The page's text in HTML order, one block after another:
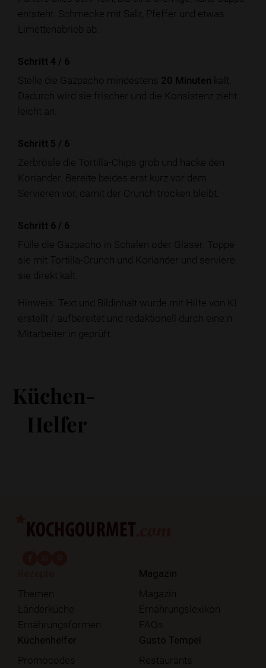
entsteht. Schmecke mit Salz, Pfeffer und etwas
Limettenabrieb ab.
Schritt 4 / 6
Stelle die Gazpacho mindestens 20 Minuten kalt.
Dadurch wird sie frischer und die Konsistenz zieht
leicht an.
Schritt 5 / 6
Zerbrösle die Tortilla-Chips grob und hacke den
Koriander. Bereite beides erst kurz vor dem
Servieren vor, damit der Crunch trocken bleibt.
Schritt 6 / 6
Fülle die Gazpacho in Schalen oder Gläser. Toppe
sie mit Tortilla-Crunch und Koriander und serviere
sie direkt kalt.
Hinweis: Text und Bildinhalt wurde mit Hilfe von KI
erstellt / aufbereitet und redaktionell durch eine:n
Mitarbeiter:in geprüft.
Küchen-
Helfer
Themen
Länderküche
Ernährungsformen
Magazin
Magazin
Ernährungslexikon
FAQs
Küchenhelfer
Promocodes
Gusto Tempel
Restaurants